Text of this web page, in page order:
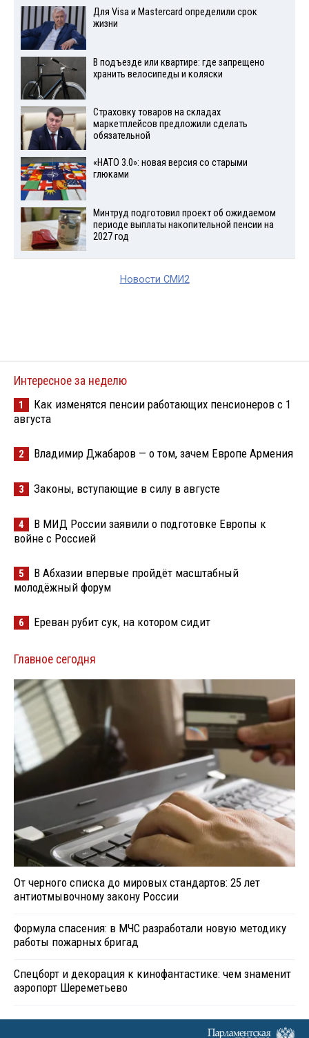
Для Visа и Mastercard определили срок
жизни
В подъезде или квартире: где запрещено
хранить велосипеды и коляски
Страховку товаров на складах
маркетплейсов предложили сделать
обязательной
«НАТО 3.0»: новая версия со старыми
глюками
Минтруд подготовил проект об ожидаемом
периоде выплаты накопительной пенсии на
2027 год
Новости СМИ2
Интересное за неделю
1
Как изменятся пенсии работающих пенсионеров с 1
августа
2 Владимир Джабаров — о том, зачем Европе Армения
3 Законы, вступающие в силу в августе
4
В МИД России заявили о подготовке Европы к
войне с Россией
5
В Абхазии впервые пройдёт масштабный
молодёжный форум
6 Ереван рубит сук, на котором сидит
Главное сегодня
От черного списка до мировых стандартов: 25 лет
антиотмывочному закону России
Формула спасения: в МЧС разработали новую методику
работы пожарных бригад
Спецборт и декорация к кинофантастике: чем знаменит
аэропорт Шереметьево